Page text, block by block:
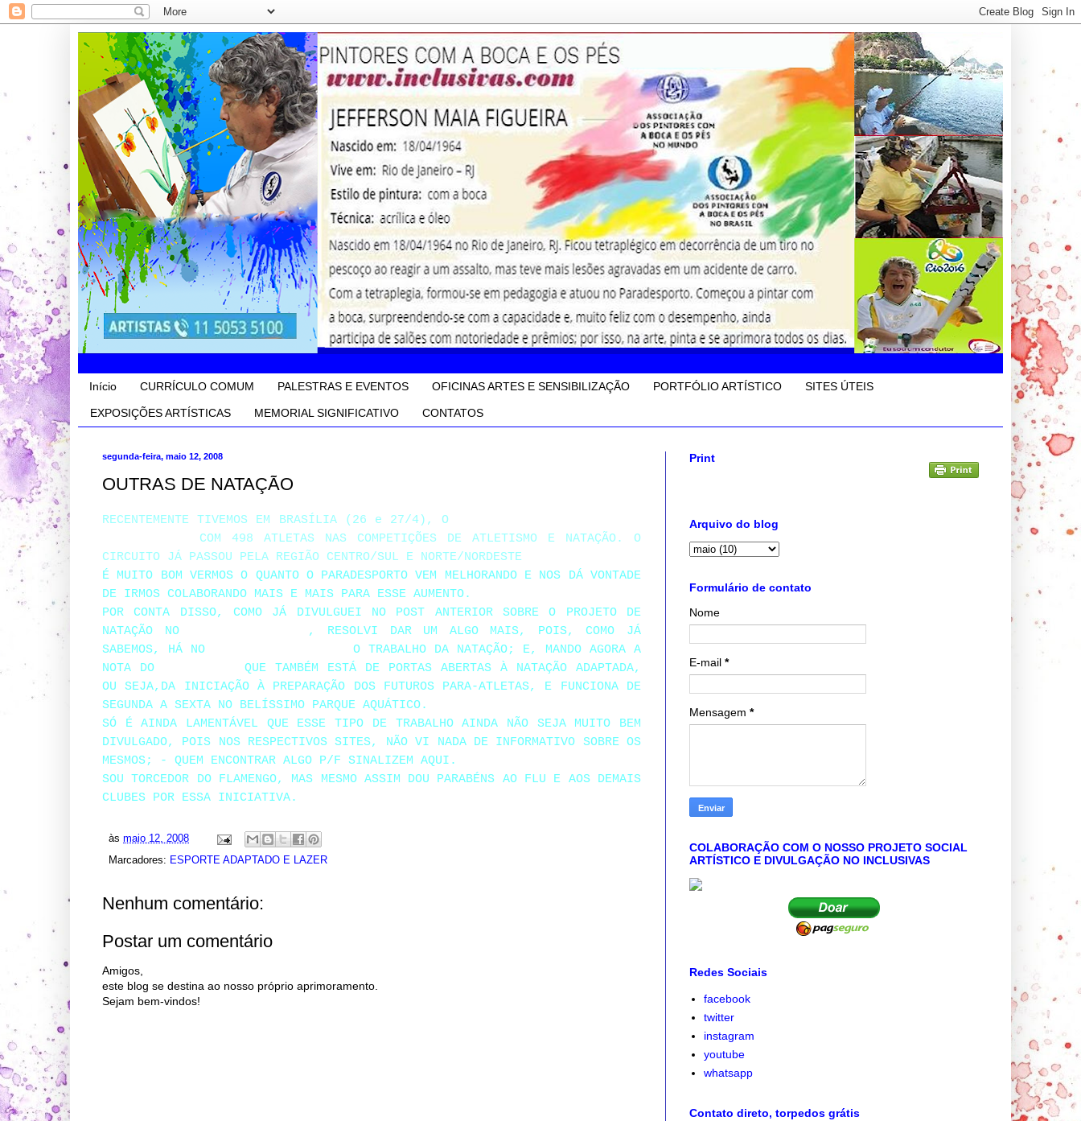
Início CURRÍCULO COMUM PALESTRAS E EVENTOS OFICINAS ARTES E SENSIBILIZAÇÃO PORTFÓLIO ARTÍSTICO SITES ÚTEIS
EXPOSIÇÕES ARTÍSTICAS MEMORIAL SIGNIFICATIVO CONTATOS
segunda-feira, maio 12, 2008
OUTRAS DE NATAÇÃO
RECENTEMENTE TIVEMOS EM BRASÍLIA (26 e 27/4), O
COM 498 ATLETAS NAS COMPETIÇÕES DE ATLETISMO E NATAÇÃO. O
CIRCUITO JÁ PASSOU PELA REGIÃO CENTRO/SUL E NORTE/NORDESTE
É MUITO BOM VERMOS O QUANTO O PARADESPORTO VEM MELHORANDO E NOS DÁ VONTADE
DE IRMOS COLABORANDO MAIS E MAIS PARA ESSE AUMENTO.
POR CONTA DISSO, COMO JÁ DIVULGUEI NO POST ANTERIOR SOBRE O PROJETO DE
NATAÇÃO NO
, RESOLVI DAR UM ALGO MAIS, POIS, COMO JÁ
SABEMOS, HÁ NO
O TRABALHO DA NATAÇÃO; E, MANDO AGORA A
NOTA DO
QUE TAMBÉM ESTÁ DE PORTAS ABERTAS À NATAÇÃO ADAPTADA,
OU SEJA, DA INICIAÇÃO À PREPARAÇÃO DOS FUTUROS PARA-ATLETAS, E FUNCIONA DE
SEGUNDA A SEXTA NO BELÍSSIMO PARQUE AQUÁTICO.
SÓ É AINDA LAMENTÁVEL QUE ESSE TIPO DE TRABALHO AINDA NÃO SEJA MUITO BEM
DIVULGADO, POIS NOS RESPECTIVOS SITES, NÃO VI NADA DE INFORMATIVO SOBRE OS
MESMOS; - QUEM ENCONTRAR ALGO P/F SINALIZEM AQUI.
SOU TORCEDOR DO FLAMENGO, MAS MESMO ASSIM DOU PARABÉNS AO FLU E AOS DEMAIS
CLUBES POR ESSA INICIATIVA.
às maio 12, 2008
Marcadores: ESPORTE ADAPTADO E LAZER
Nenhum comentário:
Postar um comentário
Amigos,
este blog se destina ao nosso próprio aprimoramento.
Sejam bem-vindos!
Print
Arquivo do blog
Formulário de contato
Nome
E-mail *
Mensagem *
COLABORAÇÃO COM O NOSSO PROJETO SOCIAL
ARTÍSTICO E DIVULGAÇÃO NO INCLUSIVAS
Redes Sociais
facebook
twitter
instagram
youtube
whatsapp
Contato direto, torpedos grátis